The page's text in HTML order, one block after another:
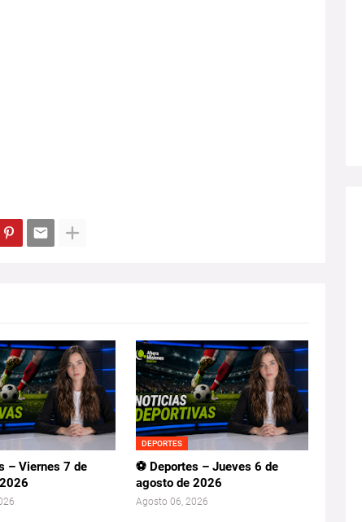
– Viernes 7 de
DEPORTES
⚽ Deportes – Jueves 6 de
agosto de 2026
Agosto 06, 2026